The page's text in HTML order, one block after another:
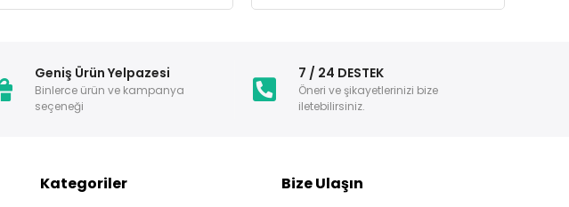
Geniş Ürün Yelpazesi
Binlerce ürün ve kampanya
seçeneği
7 / 24 DESTEK
Öneri ve şikayetlerinizi bize
iletebilirsiniz.
Kategoriler Bize Ulaşın